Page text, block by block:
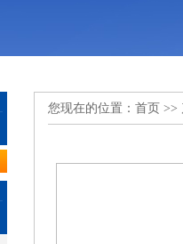
您现在的位置： 首页 >>